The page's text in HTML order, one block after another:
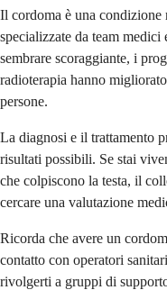
Il cordoma è una condizione
specializzate da team medici
sembrare scoraggiante, i
radioterapia hanno
persone.
La diagnosi e il trattamento
risultati possibili. Se stai
che colpiscono la testa, il
cercare una valutazione
Ricorda che avere un
contatto con operatori
rivolgerti a gruppi di